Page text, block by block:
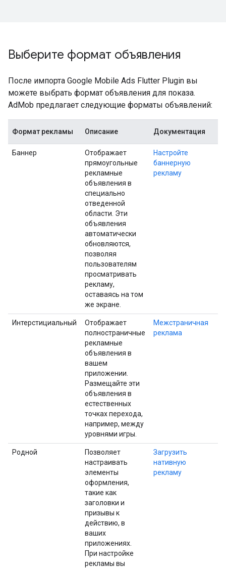
Выберите формат объявления
После импорта Google Mobile Ads Flutter Plugin вы
можете выбрать формат объявления для показа.
AdMob предлагает следующие форматы объявлений:
Формат рекламы Описание Документация
Баннер
Отображает
прямоугольные
рекламные
объявления в
специально
отведенной
области. Эти
объявления
автоматически
обновляются,
позволяя
пользователям
просматривать
рекламу,
оставаясь на том
же экране.
Настройте
баннерную
рекламу
Интерстициальный
Отображает
полностраничные
рекламные
объявления в
вашем
приложении.
Размещайте эти
объявления в
естественных
точках перехода,
например, между
уровнями игры.
Межстраничная
реклама
Родной
Позволяет
настраивать
элементы
оформления,
такие как
заголовки и
призывы к
действию, в
ваших
приложениях.
При настройке
рекламы вы
Загрузить
нативную
рекламу